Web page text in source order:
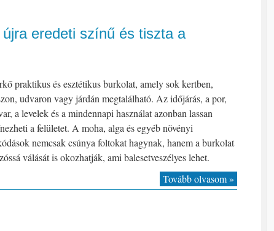
eredeti színű és tiszta a
praktikus és esztétikus burkolat, amely sok kertben,
udvaron vagy járdán megtalálható. Az időjárás, a por,
a levelek és a mindennapi használat azonban lassan
a felületet. A moha, alga és egyéb növényi
nemcsak csúnya foltokat hagynak, hanem a burkolat
válását is okozhatják, ami balesetveszélyes lehet.
Tovább olvasom »